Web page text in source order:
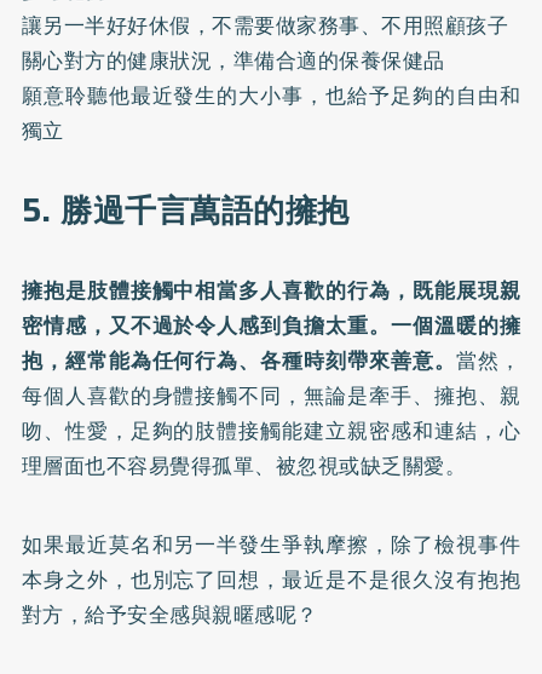
讓另一半好好休假，不需要做家務事、不用照顧孩子
關心對方的健康狀況，準備合適的保養保健品
願意聆聽他最近發生的大小事，也給予足夠的自由和
獨立
5. 勝過千言萬語的擁抱
擁抱是肢體接觸中相當多人喜歡的行為，既能展現親
密情感，又不過於令人感到負擔太重。一個溫暖的擁
抱，經常能為任何行為、各種時刻帶來善意。 當然，
每個人喜歡的身體接觸不同，無論是牽手、擁抱、親
吻、性愛，足夠的肢體接觸能建立親密感和連結，心
理層面也不容易覺得孤單、被忽視或缺乏關愛。
如果最近莫名和另一半發生爭執摩擦，除了檢視事件
本身之外，也別忘了回想，最近是不是很久沒有抱抱
對方，給予安全感與親暱感呢？